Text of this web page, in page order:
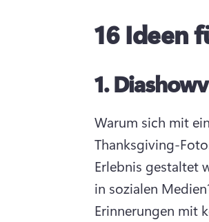
16 Ideen
1.
Warum sich mit
Thanksgiving-
Erlebnis gestaltet
in sozialen
Erinnerungen mit